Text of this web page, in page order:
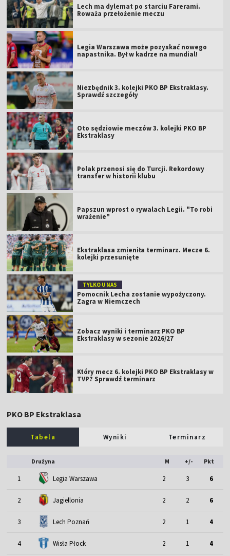
Lech ma dylemat po starciu Farerami.
Roważa przełożenie meczu
Legia Warszawa może pozyskać nowego
napastnika. Był w kadrze na mundial!
Niezbędnik 3. kolejki PKO BP Ekstraklasy.
Sprawdź szczegóły
Oto sędziowie meczów 3. kolejki PKO BP
Ekstraklasy
Polak przenosi się do Turcji. Rekordowy
transfer w historii klubu
Papszun wprost o rywalach Legii. "To robi
wrażenie"
Ekstraklasa zmieniła terminarz. Mecze 6.
kolejki przesunięte
TYLKO U NAS
Pomocnik Lecha zostanie wypożyczony.
Zagra w Niemczech
Zobacz wyniki i terminarz PKO BP
Ekstraklasy w sezonie 2026/27
Który mecz 6. kolejki PKO BP Ekstraklasy w
TVP? Sprawdź terminarz
PKO BP Ekstraklasa
Tabela Wyniki Terminarz
Drużyna M +/- Pkt
1 Legia Warszawa 2 3 6
2 Jagiellonia 2 2 6
3 Lech Poznań 2 1 4
4 Wisła Płock 2 1 4